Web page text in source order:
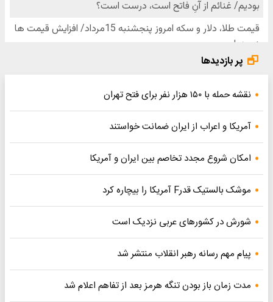
پر بازدیدها
نقشه حمله با ۱۵۰ هزار نفر برای فتح تهران
آمریکا و اعراب از ایران ضمانت خواستند
امکان شروع مجدد تخاصم‌ بین ایران و آمریکا
موشک بالستیک قدرF آمریکا را بیچاره کرد
شورش در کشورهای عربی نزدیک است
پیام مهم رسانه رهبر انقلاب منتشر شد
مدت زمان باز بودن تنگه هرمز بعد از تفاهم اعلام شد